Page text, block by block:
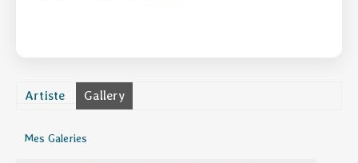
Artiste Gallery
Mes Galeries